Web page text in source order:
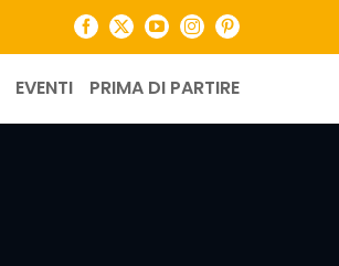
Facebook
X YouTubeInstagramPinterest
EVENTI PRIMA DI PARTIRE